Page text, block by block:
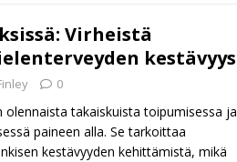
Virheistä
kestävyys
0
olennaista takaiskuista toipumisessa ja
paineen alla. Se tarkoittaa
kestävyyden kehittämistä, mikä